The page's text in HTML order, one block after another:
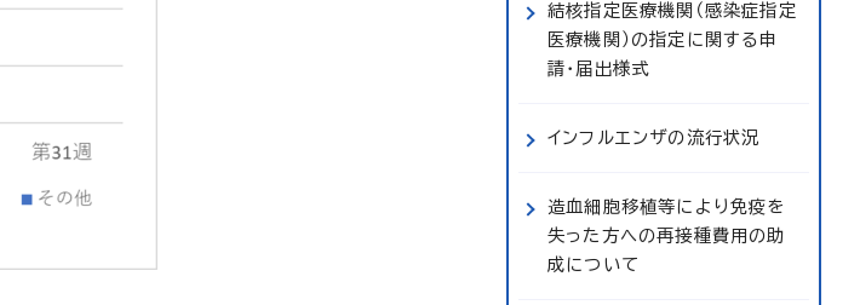
結核指定医療機関（感染症指定
医療機関）の指定に関する申
請・届出様式
インフルエンザの流行状況
造血細胞移植等により免疫を
失った方への再接種費用の助
成について